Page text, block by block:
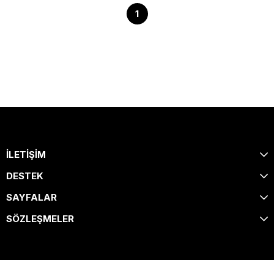
1
İLETİŞİM
DESTEK
SAYFALAR
SÖZLEŞMELER